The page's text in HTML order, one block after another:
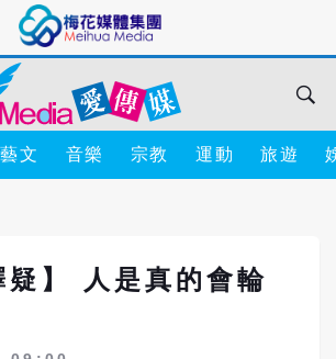
藝文 音樂 宗教 運動 旅遊
疑】 人是真的會輪